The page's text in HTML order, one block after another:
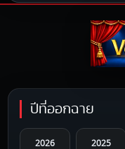
ปีที่ออกฉาย
2026 2025